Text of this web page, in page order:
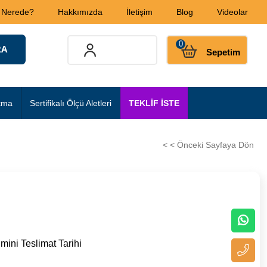
Hakkımızda İletişim Blog Videolar
Sepetim
0
Sertifikalı Ölçü Aletleri TEKLİF İSTE
< < Önceki Sayfaya Dön
Teslimat Tarihi